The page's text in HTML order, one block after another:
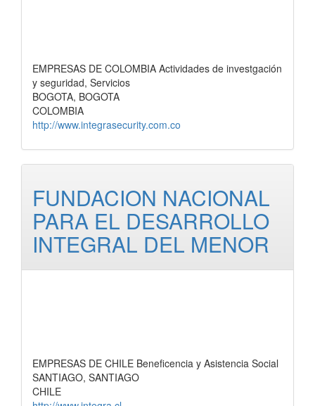
EMPRESAS DE COLOMBIA Actividades de investgación
y seguridad, Servicios
BOGOTA, BOGOTA
COLOMBIA
http://www.integrasecurity.com.co
FUNDACION NACIONAL
PARA EL DESARROLLO
INTEGRAL DEL MENOR
EMPRESAS DE CHILE Beneficencia y Asistencia Social
SANTIAGO, SANTIAGO
CHILE